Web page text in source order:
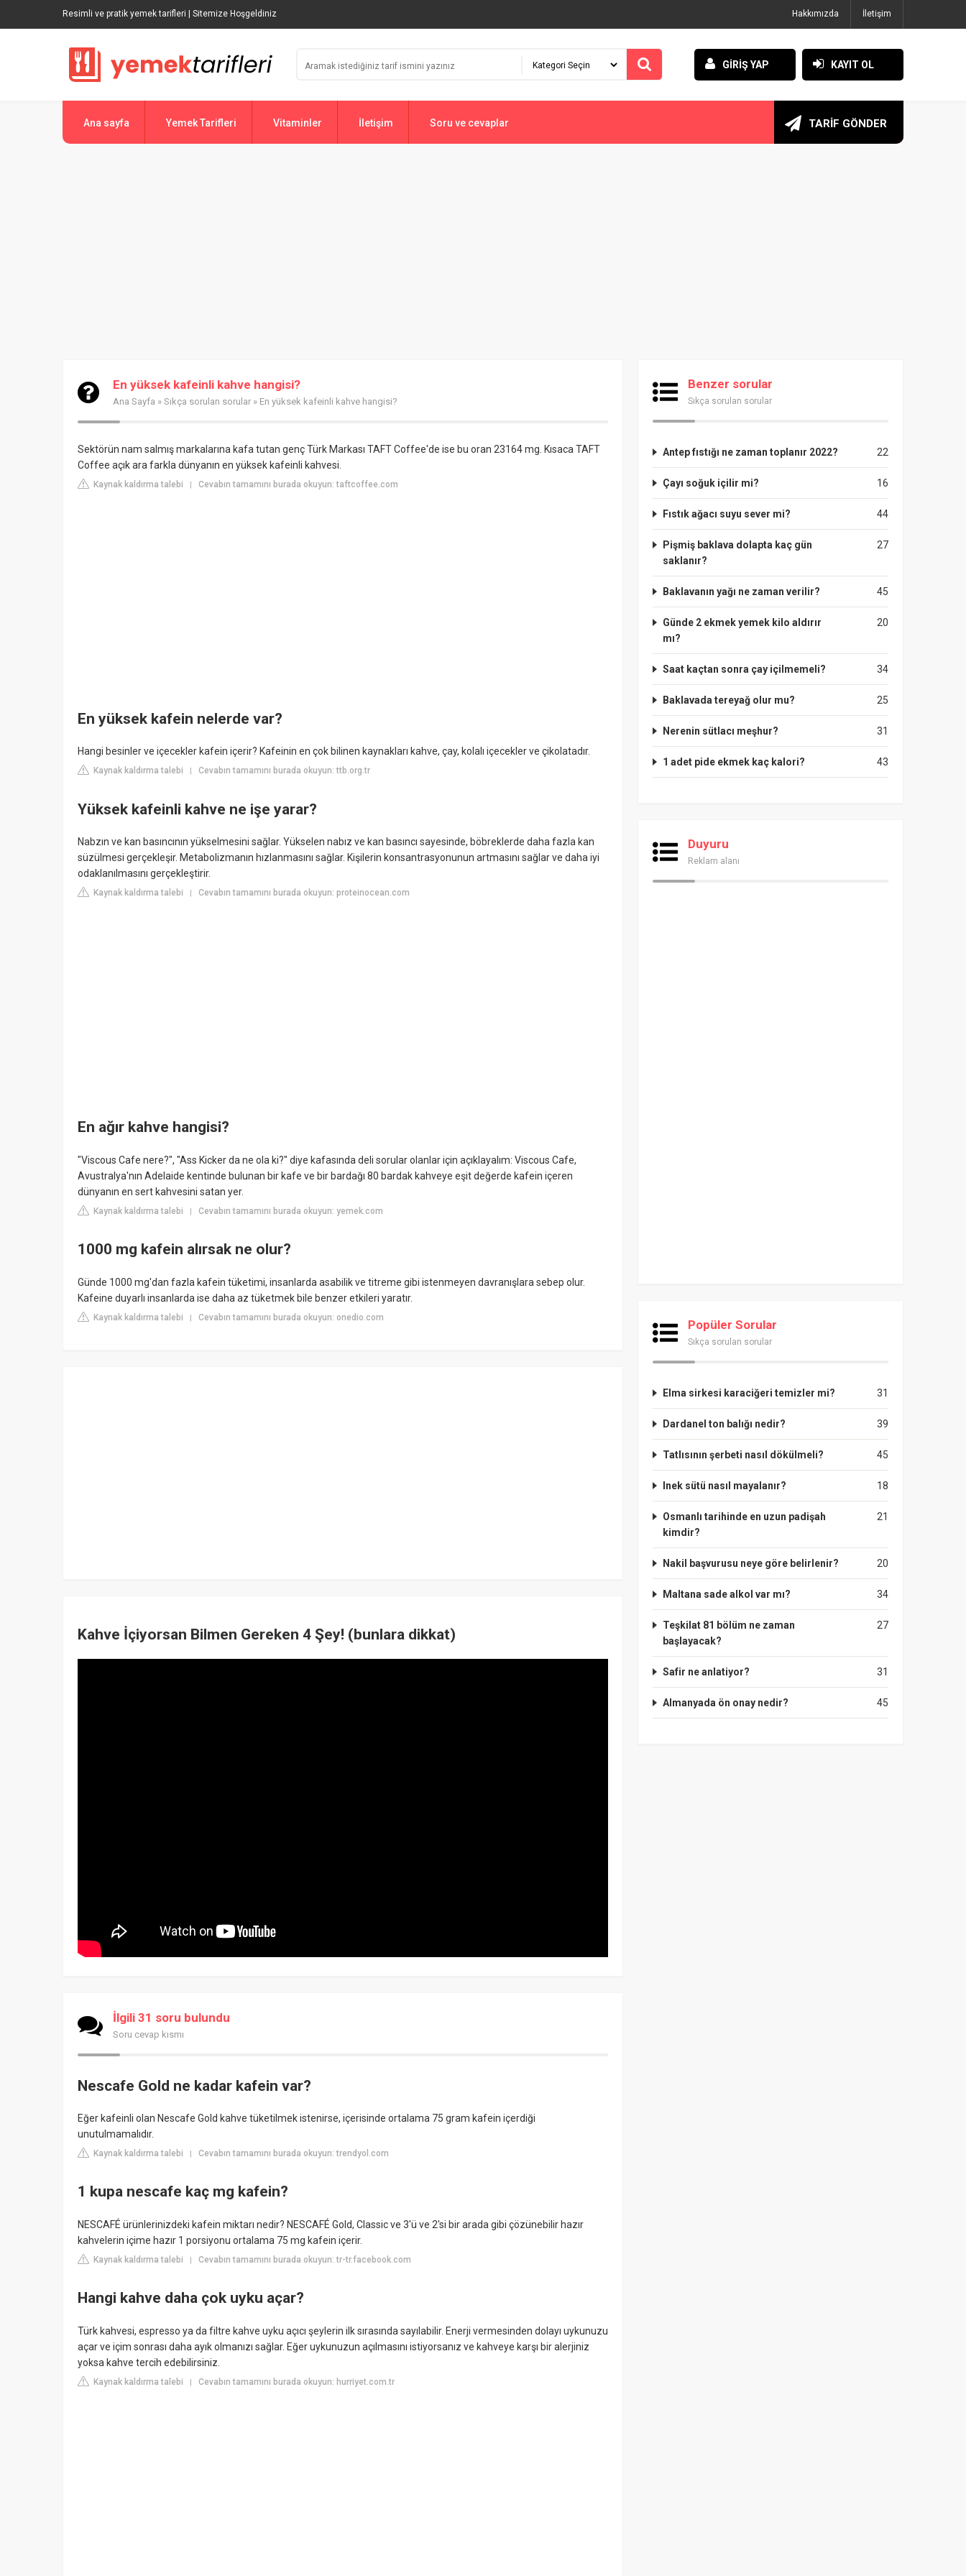
Resimli ve pratik yemek tarifleri | Sitemize Hoşgeldiniz Hakkımızda İletişim
GİRİŞ YAP KAYIT OL
Ana sayfa Yemek Tarifleri Vitaminler İletişim Soru ve cevaplar TARİF GÖNDER
En yüksek kafeinli kahve hangisi?
Ana Sayfa » Sıkça sorulan sorular » En yüksek kafeinli kahve hangisi?
Sektörün nam salmış markalarına kafa tutan genç Türk Markası TAFT Coffee'de ise bu oran 23164 mg. Kısaca TAFT
Coffee açık ara farkla dünyanın en yüksek kafeinli kahvesi.
Kaynak kaldırma talebi | Cevabın tamamını burada okuyun: taftcoffee.com
En yüksek kafein nelerde var?
Hangi besinler ve içecekler kafein içerir? Kafeinin en çok bilinen kaynakları kahve, çay, kolalı içecekler ve çikolatadır.
Kaynak kaldırma talebi Cevabın tamamını burada okuyun: ttb.org.tr
Yüksek kafeinli kahve ne işe yarar?
Nabzın ve kan basıncının yükselmesini sağlar. Yükselen nabız ve kan basıncı sayesinde, böbreklerde daha fazla kan
süzülmesi gerçekleşir. Metabolizmanın hızlanmasını sağlar. Kişilerin konsantrasyonunun artmasını sağlar ve daha iyi
odaklanılmasını gerçekleştirir.
Kaynak kaldırma talebi Cevabın tamamını burada okuyun: proteinocean.com
En ağır kahve hangisi?
"Viscous Cafe nere?", "Ass Kicker da ne ola ki?" diye kafasında deli sorular olanlar için açıklayalım: Viscous Cafe,
Avustralya'nın Adelaide kentinde bulunan bir kafe ve bir bardağı 80 bardak kahveye eşit değerde kafein içeren
dünyanın en sert kahvesini satan yer.
Kaynak kaldırma talebi | Cevabın tamamını burada okuyun: yemek.com
1000 mg kafein alırsak ne olur?
Günde 1000 mg'dan fazla kafein tüketimi, insanlarda asabilik ve titreme gibi istenmeyen davranışlara sebep olur.
Kafeine duyarlı insanlarda ise daha az tüketmek bile benzer etkileri yaratır.
Kaynak kaldırma talebi | Cevabın tamamını burada okuyun: onedio.com
Kahve İçiyorsan Bilmen Gereken 4 Şey! (bunlara dikkat)
İlgili 31 soru bulundu
Soru cevap kısmı
Nescafe Gold ne kadar kafein var?
Eğer kafeinli olan Nescafe Gold kahve tüketilmek istenirse, içerisinde ortalama 75 gram kafein içerdiği
unutulmamalıdır.
Kaynak kaldırma talebi | Cevabın tamamını burada okuyun: trendyol.com
1 kupa nescafe kaç mg kafein?
NESCAFÉ ürünlerinizdeki kafein miktarı nedir? NESCAFÉ Gold, Classic ve 3'ü ve 2'si bir arada gibi çözünebilir hazır
kahvelerin içime hazır 1 porsiyonu ortalama 75 mg kafein içerir.
Kaynak kaldırma talebi | Cevabın tamamını burada okuyun: tr-tr.facebook.com
Hangi kahve daha çok uyku açar?
Türk kahvesi, espresso ya da filtre kahve uyku açıcı şeylerin ilk sırasında sayılabilir. Enerji vermesinden dolayı uykunuzu
açar ve içim sonrası daha ayık olmanızı sağlar. Eğer uykunuzun açılmasını istiyorsanız ve kahveye karşı bir alerjiniz
yoksa kahve tercih edebilirsiniz.
Kaynak kaldırma talebi | Cevabın tamamını burada okuyun: hurriyet.com.tr
Benzer sorular
Sıkça sorulan sorular
22
Antep fıstığı ne zaman toplanır 2022?
16
Çayı soğuk içilir mi?
44
Fıstık ağacı suyu sever mi?
27
Pişmiş baklava dolapta kaç gün
saklanır?
45
Baklavanın yağı ne zaman verilir?
20
Günde 2 ekmek yemek kilo aldırır
mı?
34
Saat kaçtan sonra çay içilmemeli?
25
Baklavada tereyağ olur mu?
31
Nerenin sütlacı meşhur?
43
1 adet pide ekmek kaç kalori?
Duyuru
Reklam alanı
Popüler Sorular
Sıkça sorulan sorular
31
Elma sirkesi karaciğeri temizler mi?
39
Dardanel ton balığı nedir?
45
Tatlısının şerbeti nasıl dökülmeli?
18
Inek sütü nasıl mayalanır?
21
Osmanlı tarihinde en uzun padişah
kimdir?
20
Nakil başvurusu neye göre belirlenir?
34
Maltana sade alkol var mı?
27
Teşkilat 81 bölüm ne zaman
başlayacak?
31
Safir ne anlatiyor?
45
Almanyada ön onay nedir?